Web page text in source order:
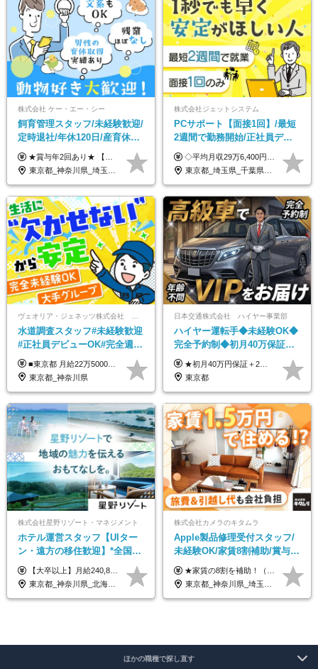
株式会社 ケー・エー・シー
飼育管理スタッフ/未経験歓迎/
定時退社/年休120日/産育休実
績あり/連休取得OK/賞与年2
回/急募求人
★賞与年2回あり★ 【未経験の方】月給20万7,750円～＋賞与年2回＋残業代全額支給＋交通費支給 【生物系大卒の方】月給21万3,750円～＋賞与年2回＋残業代全額支給＋交通費支給 ★手当が充実★ ・資格手当（実験動物技術者2級：月3,000円、1級：月7,000円） ・家族手当 ・住宅費用補助（転居を伴う転勤の場合：最大5年間支給） ・残業代全額支給 ※入社5年目程度で賞与4.6ヶ月分の支給実績あり ※月給の金額は、能力やスキルを考慮して決定します ※試用期間6ヶ月あり（雇用形態・給与・待遇に差異なし）
東京都_神奈川県_埼玉県_大阪府_愛知県_茨城県_三重県_京都府_佐賀県
株式会社ジェットシステム
PCサポート【面接1回】/最短
2週間で勤務開始/正社員デビ
ュー歓迎/未経験9割以上/社員
寮・住宅手当あり
◇平均月収29万6,400円(各種手当含む) ◇住宅手当⇒最大家賃の半額支給 ◇賞与年2回支給 ■月給22万5,000円以上＋地域手当＋時間外手当＋住宅手当＋家族手当 ※経験やスキルに応じて給与を決定します ※試用期間2ヶ月あり（期間内は時給1,060円以上となります） └地域により上がる可能性があり／例：東京都時給1,370円 └その他待遇に差異なし ＜モデル月収例＞ 1年目：296,400円 3年目：320,000円 【固定残業代について】 なし（残業代は、実際の労働時間に応じて別途全額支給）
東京都_埼玉県_千葉県_愛知県_北海道_群馬県_長野県_富山県_石川県_静岡県_香川県_高知県_熊本県_長崎県_沖縄県
水道調査スタッフ#未経験歓迎
#正社員デビューOK#完全週休
2日制#年休125日#資格取得支
援有#社員数千人以上
■東京都 月給22万5000円（東京地域手当3万円含）～25万円＋残業代全額支給＋各種手当 ■神奈川県 月給19万5000円～24万円＋残業代全額支給＋各種手当 ※年齢・経験を考慮し決定 ※試用期間3ヶ月（期間中の給与・待遇に差異はありません） ◆通勤手当あり（全額支給） ◆昇給年1回、賞与年2回。世界最大級の環境企業グループならではの安定した給与体系です。
東京都_神奈川県
日本交通株式会社 ハイヤー事業部
ハイヤー運転手◆未経験OK◆
完全予約制◆初月40万保証◆
平均年収600万◆約4ヶ月研修
あり◆運転は1日4hほど
★初月40万円保証＋2～6ヶ月目35万円保証 ★平均年収600万円 月給236,000円（一律手当含む）＋運転手当（運転した時間に応じて支給）＋残業代＋賞与年2回 ※基礎研修期間（10日間）は日給1万円を支給します ※試用期間中（3ヶ月）の給与・待遇に差異はありません ※残業代は全額支給します
東京都
株式会社星野リゾート・マネジメント
ホテル運営スタッフ【UIター
ン・遠方の移住歓迎】*全国募
集*週休3日/年休161日可*未経
験OK*新規開業あり
【大卒以上】月給240,800円以上+賞与2回+各種手当 【短大・専門学校卒】月給204,400円以上+賞与2回+各種手当 【上記以外】月給187,000円以上+賞与2回+各種手当 ※経験、資格、能力等を考慮の上、決定いたします ※残業代全額支給 ※試用期間3ヶ月（条件変更なし）
東京都_神奈川県_北海道_青森県_山形県_福島県_栃木県_群馬県_山梨県_長野県_石川県_静岡県_岐阜県_京都府_広島県_島根県_山口県_高知県_長崎県_大分県_鹿児島県_沖縄県
株式会社カメラのキタムラ
Apple製品修理受付スタッフ/
未経験OK/家賃8割補助/賞与年
2回/残業月平均4.7h/最大7連休
OK
★家賃の8割を補助！（限度額は地域により異なる） ※転勤による引っ越しが発生する場合 ＝＝＝＝＝＝＝＝＝＝＝＝＝＝＝＝＝＝＝＝＝＝＝ 例えば、家賃7.5万円なら6万円は会社で負担。 あなたが支払うのは、たったの1.5万円です！ 年間では自己負担額が約72万ほどお得になります！ ＝＝＝＝＝＝＝＝＝＝＝＝＝＝＝＝＝＝＝＝＝＝＝ 月給22万8,700円～26万3,100円＋賞与年2回（初回の支給は当社規定による）＋残業手当 ＜実際の給与例＞ *24歳:月給23万4,700円＋賞与年2回（初回の支給は当社規定による）＋残業手当＋諸手当 ※上記はあくまで参考月給です。ご経歴・年齢を考慮し、当社規定により決定します ※評価により昇給あり ※残業代は別途支給あり ※試用期間2ヶ月あり（期間中の給与・待遇に差異はありません） 【実在する社員の年収モデル】 年収530万円（30歳） 年収820万円（40歳） 【入社時の想定年収】 330万円～900万円
東京都_神奈川県_埼玉県_千葉県_大阪府_愛知県_北海道_岩手県_宮城県_秋田県_福島県_茨城県_栃木県_富山県_石川県_福井県_静岡県_岐阜県_三重県_兵庫県_京都府_滋賀県_奈良県_広島県_岡山県_徳島県_香川県_愛媛県_高知県_福岡県_熊本県_佐賀県_長崎県_大分県_宮崎県_沖縄県
ほかの職種で探し直す